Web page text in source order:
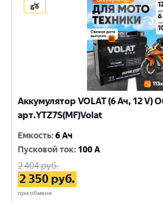
Аккумулятор VOLAT (6 Ач, 12 V)
арт.YTZ7S(MF)Volat
Емкость:6 Ач
Пусковой ток: 100 A
2 404руб.
2 350 руб.
при обмене